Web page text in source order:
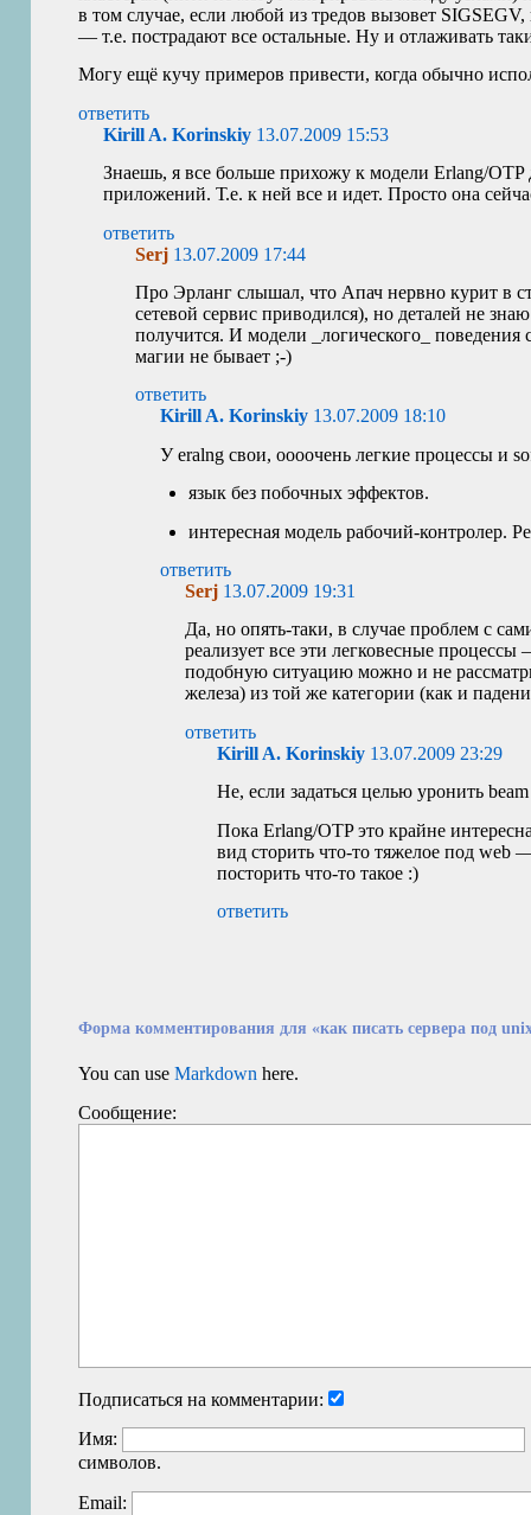
в том случае, если любой из тредов вызовет SIGSEGV,
— т.е. пострадают все остальные. Ну и отлаживать
Могу ещё кучу примеров привести, когда обычно
ответить
Kirill A. Korinskiy 13.07.2009 15:53
Знаешь, я все больше прихожу к модели Erlang/OTP
приложений. Т.е. к ней все и идет. Просто она
ответить
Serj 13.07.2009 17:44
Про Эрланг слышал, что Апач нервно курит в
сетевой сервис приводился), но деталей не
получится. И модели _логического_
магии не бывает ;-)
ответить
Kirill A. Korinskiy 13.07.2009 18:10
У eralng свои, оооочень легкие процессы и
язык без побочных эффектов.
интересная модель рабочий-контролер.
ответить
Serj 13.07.2009 19:31
Да, но опять-таки, в случае проблем с
реализует все эти легковесные
подобную ситуацию можно и не
железа) из той же категории (как и
ответить
Kirill A. Korinskiy 13.07.2009 23:29
Не, если задаться целью уронить
Пока Erlang/OTPэто крайне
вид сторить что-то тяжелое под web
посторить что-то такое :)
ответить
Форма комментирования для «как писать сервера под
You can useMarkdown here.
Сообщение:
Подписаться на комментарии:
Имя:
символов.
Email: